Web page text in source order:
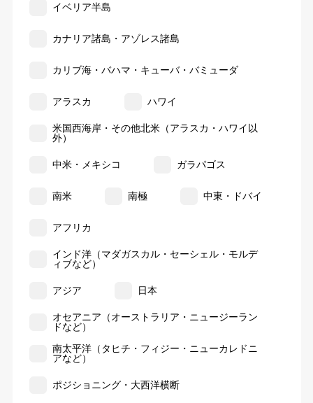
イベリア半島
カナリア諸島・アゾレス諸島
カリブ海・バハマ・キューバ・バミューダ
アラスカ ハワイ
米国西海岸・その他北米（アラスカ・ハワイ以
外）
中米・メキシコ ガラパゴス
南米 南極 中東・ドバイ
アフリカ
インド洋（マダガスカル・セーシェル・モルデ
ィブなど）
アジア 日本
オセアニア（オーストラリア・ニュージーラン
ドなど）
南太平洋（タヒチ・フィジー・ニューカレドニ
アなど）
ポジショニング・大西洋横断